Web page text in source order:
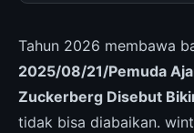
Tahun 2026 membawa
2025/08/21/Pemuda
Zuckerberg Disebut
tidak bisa diabaikan.